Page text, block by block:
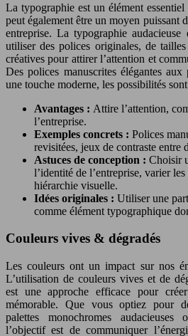
La typographie est un élément
peut également être un moyen puissant
entreprise. La typographie audacieuse
utiliser des polices originales, de
créatives pour attirer l’attention et
Des polices manuscrites élégantes
une touche moderne, les possibilités
Avantages : Attire l’attention,
l’entreprise.
Exemples concrets : Polices
revisitées, jeux de contraste entre
Astuces de conception : Choisir
l’identité de l’entreprise, varier
hiérarchie visuelle.
Idées originales : Utiliser une
comme élément typographique
Couleurs vives & dégradés
Les couleurs ont un impact sur nos
L’utilisation de couleurs vives et de
est une approche efficace pour
mémorable. Que vous optiez pour
palettes monochromes audacieuses
l’objectif est de communiquer